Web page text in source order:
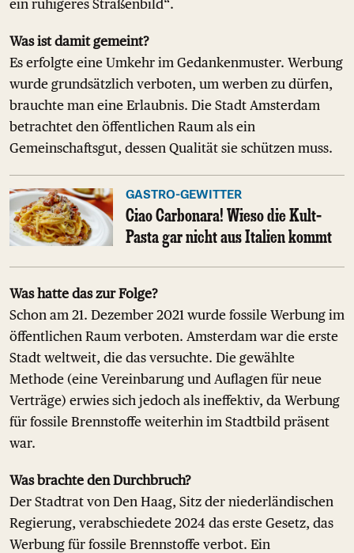
ein ruhigeres Straßenbild“.
Was ist damit gemeint?
Es erfolgte eine Umkehr im Gedankenmuster. Werbung
wurde grundsätzlich verboten, um werben zu dürfen,
brauchte man eine Erlaubnis. Die Stadt Amsterdam
betrachtet den öffentlichen Raum als ein
Gemeinschaftsgut, dessen Qualität sie schützen muss.
GASTRO-GEWITTER
Ciao Carbonara! Wieso die Kult-
Pasta gar nicht aus Italien kommt
Was hatte das zur Folge?
Schon am 21. Dezember 2021 wurde fossile Werbung im
öffentlichen Raum verboten. Amsterdam war die erste
Stadt weltweit, die das versuchte. Die gewählte
Methode (eine Vereinbarung und Auflagen für neue
Verträge) erwies sich jedoch als ineffektiv, da Werbung
für fossile Brennstoffe weiterhin im Stadtbild präsent
war.
Was brachte den Durchbruch?
Der Stadtrat von Den Haag, Sitz der niederländischen
Regierung, verabschiedete 2024 das erste Gesetz, das
Werbung für fossile Brennstoffe verbot. Ein